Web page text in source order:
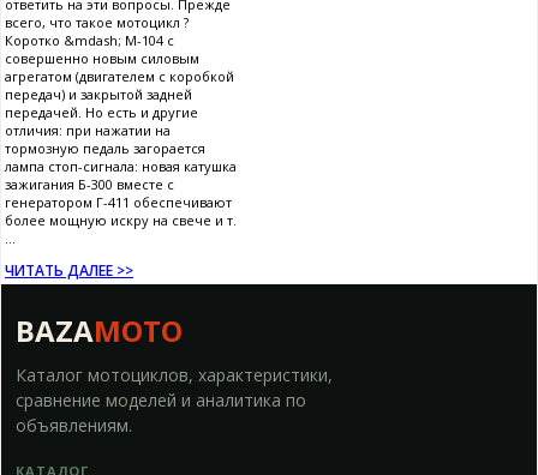
ответить на эти вопросы. Прежде
всего, что такое мотоцикл ?
Коротко &mdash; М-104 с
совершенно новым силовым
агрегатом (двигателем с коробкой
передач) и закрытой задней
передачей. Но есть и другие
отличия: при нажатии на
тормозную педаль загорается
лампа стоп-сигнала: новая катушка
зажигания Б-300 вместе с
генератором Г-411 обеспечивают
более мощную искру на свече и т.
...
ЧИТАТЬ ДАЛЕЕ >>
BAZAMOTO
Каталог мотоциклов, характеристики,
сравнение моделей и аналитика по
объявлениям.
КАТАЛОГ